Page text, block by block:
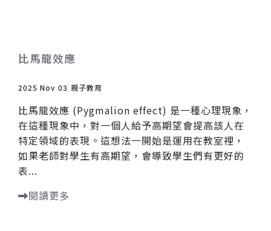
比馬龍效應
2025 Nov 03 親子教育
比馬龍效應 (Pygmalion effect) 是一種心理現象，
在這種現象中，對一個人給予高期望會提高該人在
特定領域的表現。這想法一開始是運用在教室裡，
如果老師對學生有高期望，會導致學生們有更好的
表...
閱讀更多